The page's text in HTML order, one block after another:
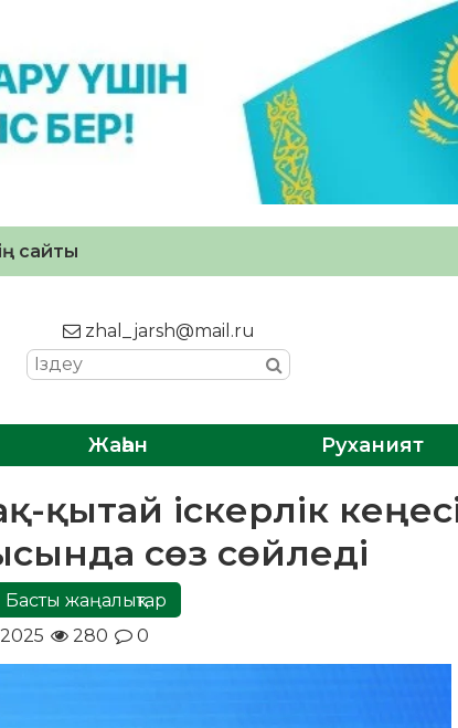
сайты
zhal_jarsh@mail.ru
Жаһан Руханият
қытай іскерлік
сөз сөйледі
Басты жаңалықтар
280 0